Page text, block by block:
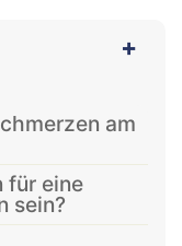
am
für eine
sein?